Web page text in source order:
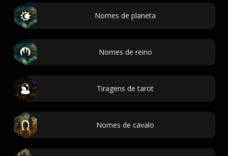
Nomes de planeta
Nomes de reino
Tiragens de tarot
Nomes de cavalo